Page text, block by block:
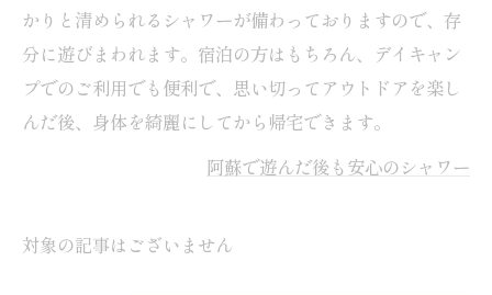
かりと清められるシャワーが備わっておりますので、存
分に遊びまわれます。宿泊の方はもちろん、デイキャン
プでのご利用でも便利で、思い切ってアウトドアを楽し
んだ後、身体を綺麗にしてから帰宅できます。
阿蘇で遊んだ後も安心のシャワー
対象の記事はございません